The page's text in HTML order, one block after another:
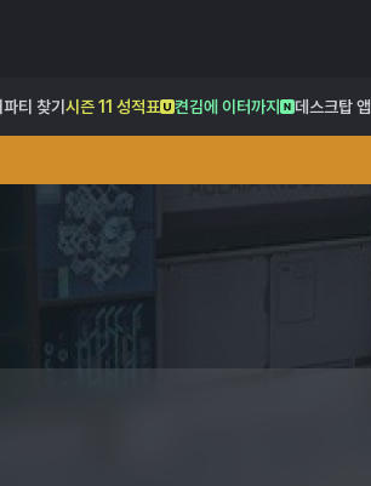
파티 찾기 시즌 11 성적표 켠김에 이터까지 데스크탑 앱